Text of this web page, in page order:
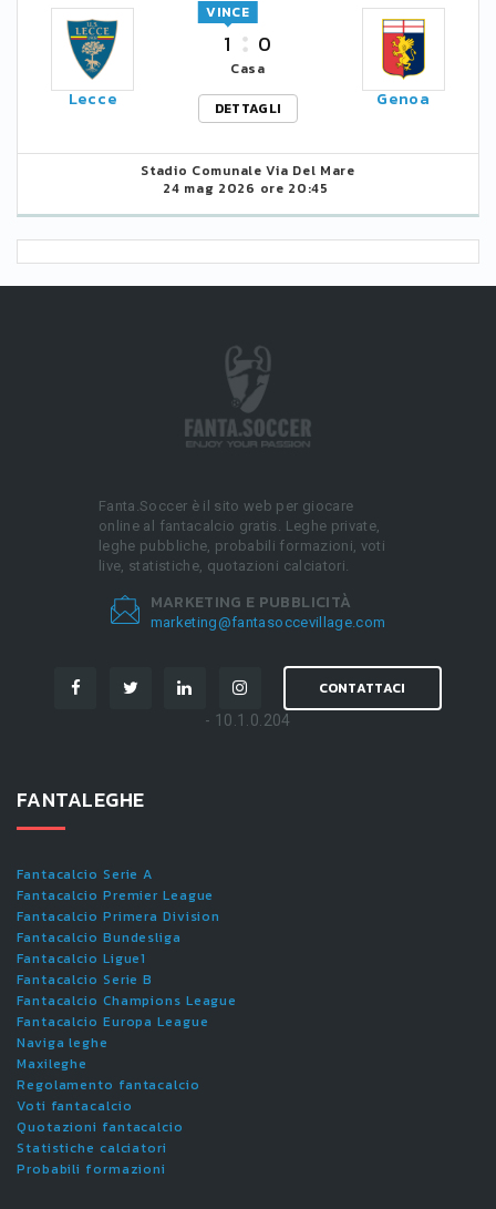
Lecce
1
VINCE
0
Casa
DETTAGLI
Genoa
Stadio Comunale Via Del Mare
24 mag 2026 ore 20:45
Fanta.Soccer è il sito web per giocare
online al fantacalcio gratis. Leghe private,
leghe pubbliche, probabili formazioni, voti
live, statistiche, quotazioni calciatori.
MARKETING E PUBBLICITÀ
marketing@fantasoccevillage.com
CONTATTACI
- 10.1.0.204
FANTALEGHE
Fantacalcio Serie A
Fantacalcio Premier League
Fantacalcio Primera Division
Fantacalcio Bundesliga
Fantacalcio Ligue1
Fantacalcio Serie B
Fantacalcio Champions League
Fantacalcio Europa League
Naviga leghe
Maxileghe
Regolamento fantacalcio
Voti fantacalcio
Quotazioni fantacalcio
Statistiche calciatori
Probabili formazioni